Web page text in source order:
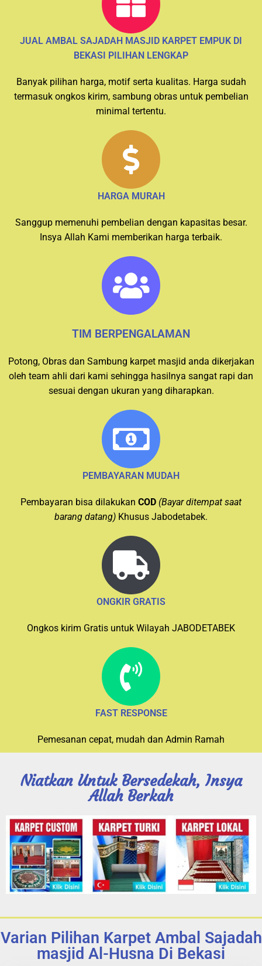
JUAL AMBAL SAJADAH MASJID KARPET EMPUK DI
BEKASI PILIHAN LENGKAP
termasuk ongkos kirim, sambung obras untuk pembelian
minimal tertentu.
HARGA MURAH
Insya Allah Kami memberikan harga terbaik.
TIM BERPENGALAMAN
oleh team ahli dari kami sehingga hasilnya sangat rapi dan
sesuai dengan ukuran yang diharapkan.
PEMBAYARAN MUDAH
barang datang)Khusus Jabodetabek.
ONGKIR GRATIS
FAST RESPONSE
Allah Berkah
Varian Pilihan Karpet Ambal Sajadah
masjid Al-Husna Di Bekasi